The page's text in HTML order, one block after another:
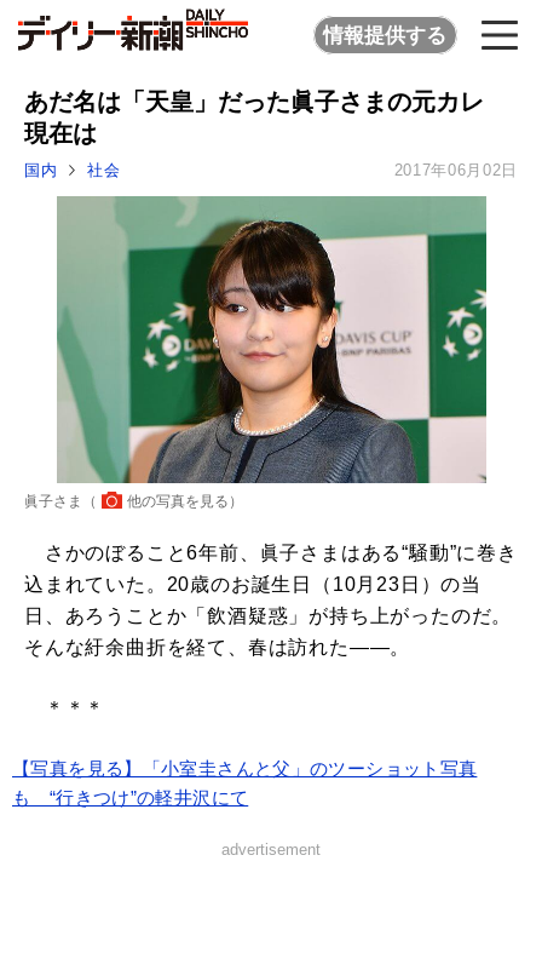
情報提供する
あだ名は「天皇」だった眞子さまの元カレ
現在は
国内 社会 2017年06月02日
眞子さま（ 他の写真を見る ）
さかのぼること6年前、眞子さまはある“騒動”に巻き
込まれていた。20歳のお誕生日（10月23日）の当
日、あろうことか「飲酒疑惑」が持ち上がったのだ。
そんな紆余曲折を経て、春は訪れた――。
＊＊＊
【写真を見る】「小室圭さんと父」のツーショット写真
も “行きつけ”の軽井沢にて
advertisement